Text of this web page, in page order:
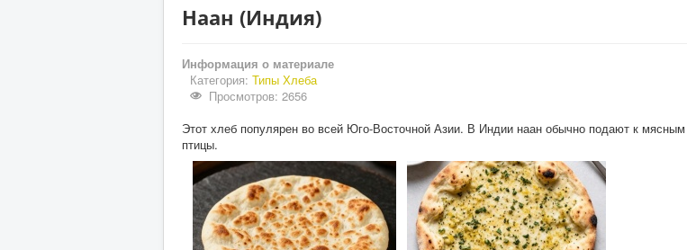
Наан (Индия)
Информация о материале
Категория: Типы Хлеба
Просмотров: 2656
Этот хлеб популярен во всей Юго-Восточной Азии. В Индии наан обычно подают к
птицы.